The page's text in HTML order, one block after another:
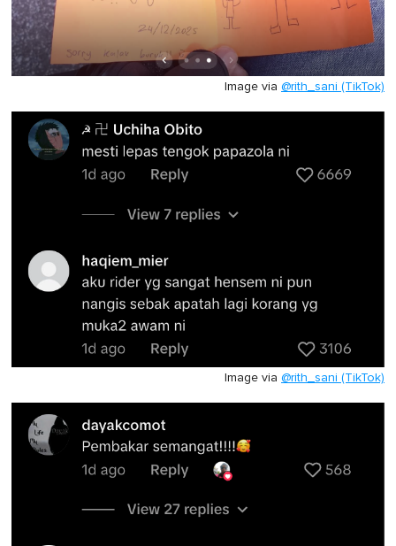
Image via @rith_sani (TikTok)
Image via @rith_sani (TikTok)